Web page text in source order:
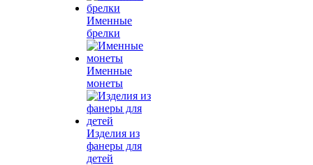
Именные
брелки
Именные
монеты
Изделия из
фанеры для
детей